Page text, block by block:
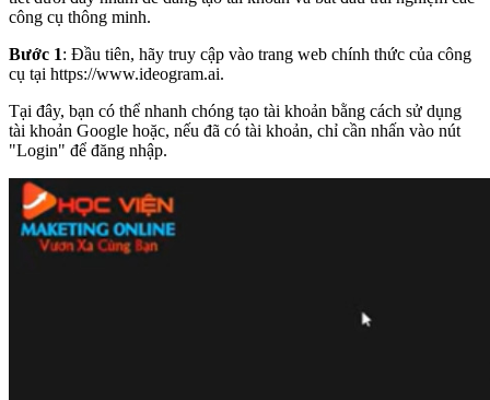
công cụ thông minh.
Bước 1: Đầu tiên, hãy truy cập vào trang web chính thức của công
cụ tại https://www.ideogram.ai.
Tại đây, bạn có thể nhanh chóng tạo tài khoản bằng cách sử dụng
tài khoản Google hoặc, nếu đã có tài khoản, chỉ cần nhấn vào nút
"Login" để đăng nhập.